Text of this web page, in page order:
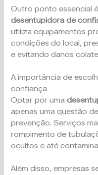
Outro ponto essencial
desentupidora de
utiliza equipamentos
condições do local,
e evitando danos
A importância de
confiança
Optar por uma
apenas uma questão
prevenção. Serviços
rompimento de
ocultos e até
Além disso, empresas